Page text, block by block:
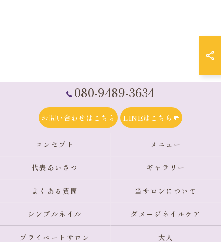
080-9489-3634
お問い合わせはこちら LINEはこちら
コンセプト メニュー
代表あいさつ ギャラリー
よくある質問 当サロンについて
シンプルネイル ダメージネイルケア
プライベートサロン 大人